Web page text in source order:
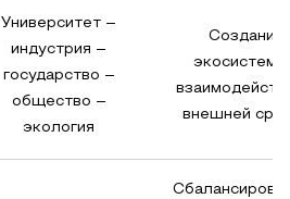
Университет –
индустрия –
государство –
общество –
экология
Создание
экосистемы
внешней